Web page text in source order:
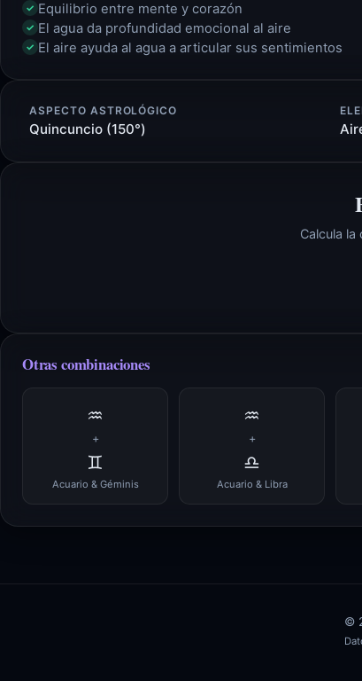
✓ Equilibrio entre mente y corazón
✓ El agua da profundidad emocional al aire
✓ El aire ayuda al agua a articular sus sentimientos
ASPECTO ASTROLÓGICO
Quincuncio (150°)
Calcula
Otras combinaciones
♒
+
♊
Acuario & Géminis
♒
+
♎
Acuario & Libra
©